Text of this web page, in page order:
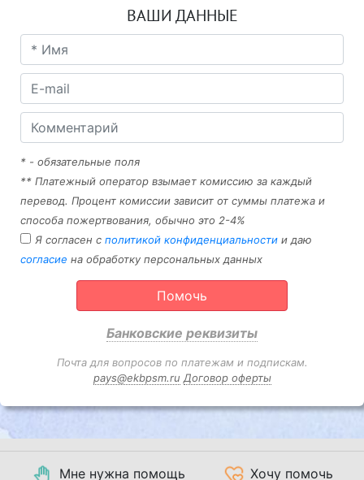
ВАШИ ДАННЫЕ
* - обязательные поля
** Платежный оператор взымает комиссию за каждый
перевод. Процент комиссии зависит от суммы платежа и
способа пожертвования, обычно это 2-4%
Я согласен с политикой конфиденциальности и даю
согласие на обработку персональных данных
Помочь
Банковские реквизиты
Почта для вопросов по платежам и подпискам.
pays@ekbpsm.ru Договор оферты
Мне нужна помощь Хочу помочь